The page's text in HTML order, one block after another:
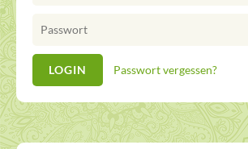
Passwort vergessen?